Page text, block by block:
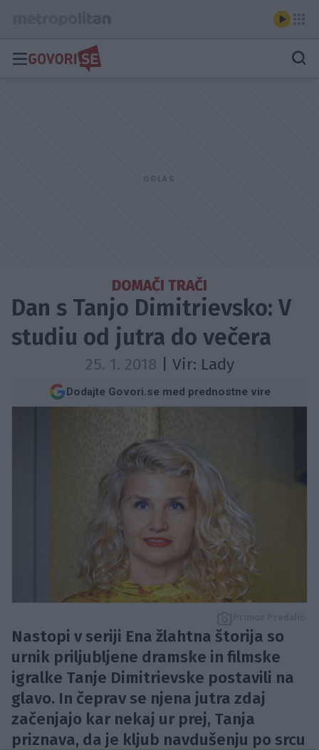
DOMAČI TRAČI
Dan s Tanjo Dimitrievsko: V
studiu od jutra do večera
25. 1. 2018 | Vir: Lady
Dodajte Govori.se med prednostne vire
Nastopi v seriji Ena žlahtna štorija so
urnik priljubljene dramske in filmske
igralke Tanje Dimitrievske postavili na
glavo. In čeprav se njena jutra zdaj
začenjajo kar nekaj ur prej, Tanja
priznava, da je kljub navdušenju po srcu